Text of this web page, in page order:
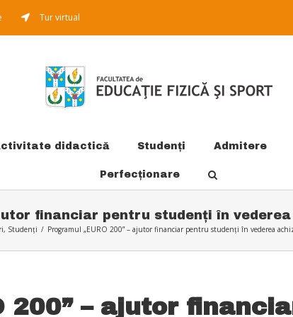
Tur virtual
didactică Studenți Admitere
Perfecționare
financiar pentru studenți în
, Studenți / Programul „EURO 200” – ajutor financiar pentru studenți în vederea
200” – ajutor